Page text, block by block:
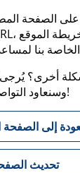
على الصفحة
أخرى؟ يُرجى
وسنعاود التواصل معك. شكرًا على صبرك!
إلى الصفحة
تحديث الصفحة